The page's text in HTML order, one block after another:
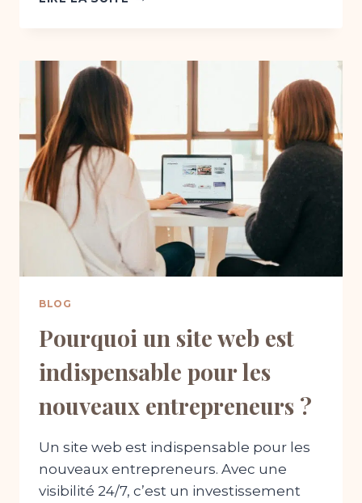
QUELLE
SOLUTION
INDISPENSABLE
CHOISIR
?
BLOG
Pourquoi un site web est
indispensable pour les
nouveaux entrepreneurs ?
Un site web est indispensable pour les
nouveaux entrepreneurs. Avec une
visibilité 24/7, c’est un investissement